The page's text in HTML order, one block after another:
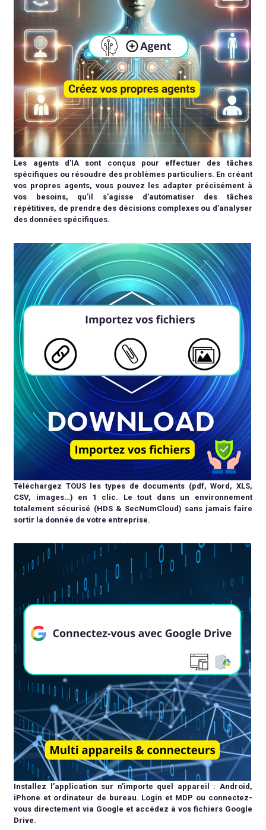
Les agents d’IA sont conçus pour effectuer des tâches
spécifiques ou résoudre des problèmes particuliers. En créant
vos propres agents, vous pouvez les adapter précisément à
vos besoins, qu’il s’agisse d’automatiser des tâches
répétitives, de prendre des décisions complexes ou d’analyser
des données spécifiques.
Téléchargez TOUS les types de documents (pdf, Word, XLS,
CSV, images…) en 1 clic. Le tout dans un environnement
totalement sécurisé (HDS & SecNumCloud) sans jamais faire
sortir la donnée de votre entreprise.
Installez l’application sur n’importe quel appareil : Android,
iPhone et ordinateur de bureau. Login et MDP ou connectez-
vous directement via Google et accédez à vos fichiers Google
Drive.